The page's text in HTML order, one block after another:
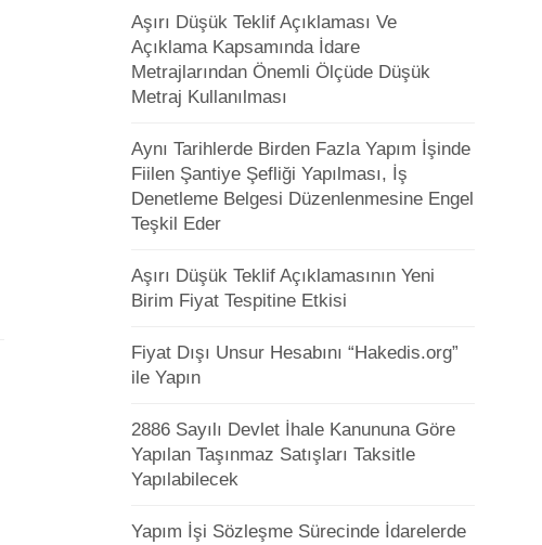
Aşırı Düşük Teklif Açıklaması Ve
Açıklama Kapsamında İdare
Metrajlarından Önemli Ölçüde Düşük
Metraj Kullanılması
Aynı Tarihlerde Birden Fazla Yapım İşinde
Fiilen Şantiye Şefliği Yapılması, İş
Denetleme Belgesi Düzenlenmesine Engel
Teşkil Eder
Aşırı Düşük Teklif Açıklamasının Yeni
Birim Fiyat Tespitine Etkisi
Fiyat Dışı Unsur Hesabını “Hakedis.org”
ile Yapın
2886 Sayılı Devlet İhale Kanununa Göre
Yapılan Taşınmaz Satışları Taksitle
Yapılabilecek
Yapım İşi Sözleşme Sürecinde İdarelerde